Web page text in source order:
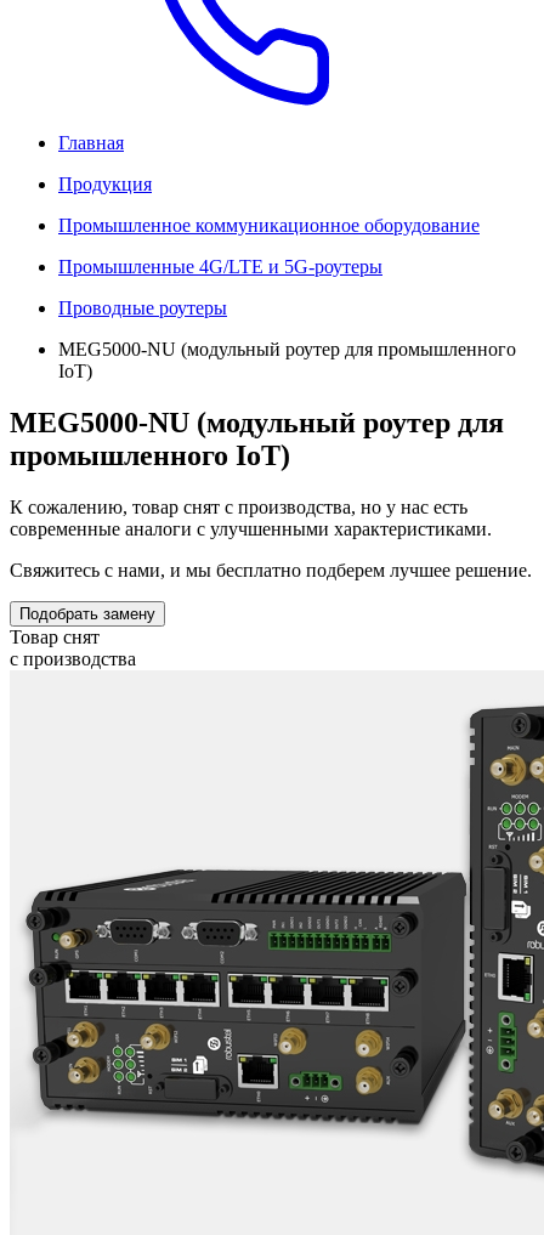
Главная
Продукция
Промышленное коммуникационное оборудование
Промышленные 4G/LTE и 5G-роутеры
Проводные роутеры
MEG5000-NU (модульный роутер для промышленного
IoT)
MEG5000-NU (модульный роутер для
промышленного IoT)
К сожалению, товар снят с производства, но у нас есть
современные аналоги с улучшенными характеристиками.
Свяжитесь с нами, и мы бесплатно подберем лучшее решение.
Подобрать замену
Товар снят
с производства